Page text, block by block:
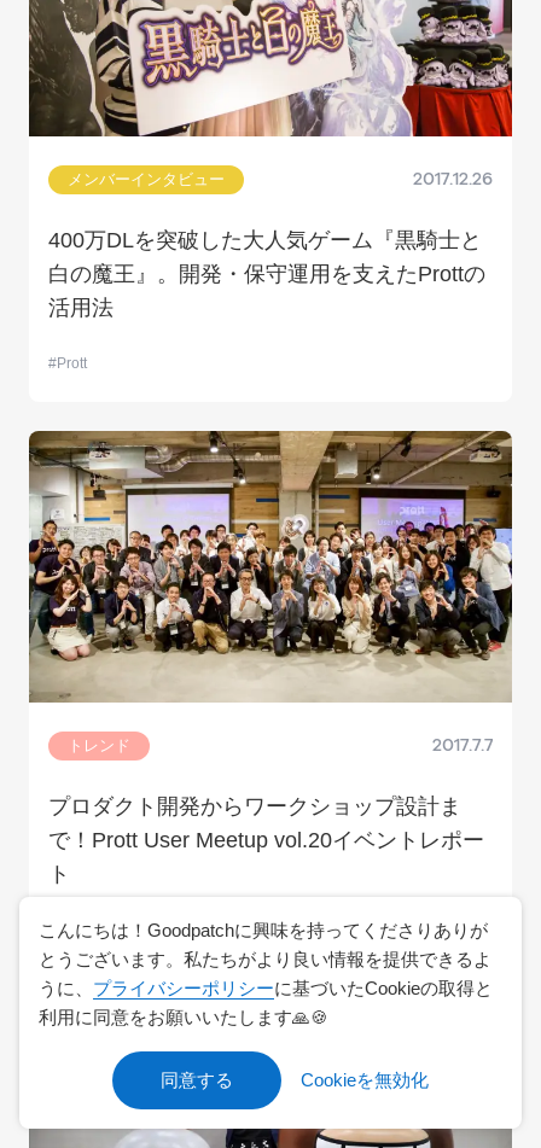
メンバーインタビュー 2017.12.26
400万DLを突破した大人気ゲーム『黒騎士と
白の魔王』。開発・保守運用を支えたProttの
活用法
Prott
トレンド 2017.7.7
プロダクト開発からワークショップ設計ま
で！Prott User Meetup vol.20イベントレポー
ト
イベントレポート ワークショップ Prott
こんにちは！Goodpatchに興味を持ってくださりありが
とうございます。私たちがより良い情報を提供できるよ
うに、 プライバシーポリシーに基づいたCookieの取得と
利用に同意をお願いいたします🙏🍪
同意する Cookieを無効化